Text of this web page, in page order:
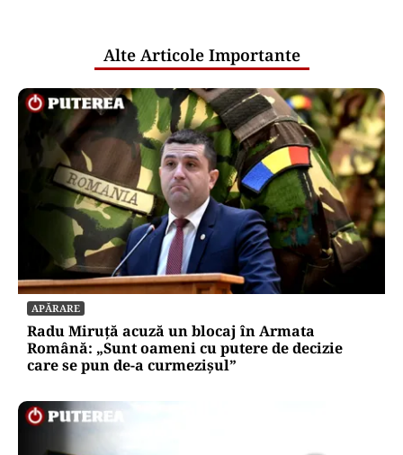
Alte Articole Importante
APĂRARE
Radu Miruță acuză un blocaj în Armata
Română: „Sunt oameni cu putere de decizie
care se pun de-a curmezișul”